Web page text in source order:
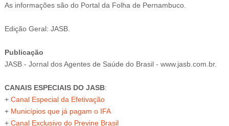
As informações são do Portal da Folha de Pernambuco.
Edição Geral: JASB.
Publicação
JASB - Jornal dos Agentes de Saúde do Brasil - www.jasb.com.br.
CANAIS ESPECIAIS DO JASB:
+ Canal Especial da Efetivação
+ Municípios que já pagam o IFA
+ Canal Exclusivo do Previne Brasil